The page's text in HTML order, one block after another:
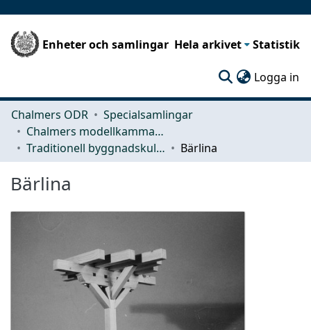
Enheter och samlingar Hela arkivet Statistik
Logga in
Chalmers ODR
Specialsamlingar
Chalmers modellkammare
Traditionell byggnadskultur
Bärlina
Bärlina